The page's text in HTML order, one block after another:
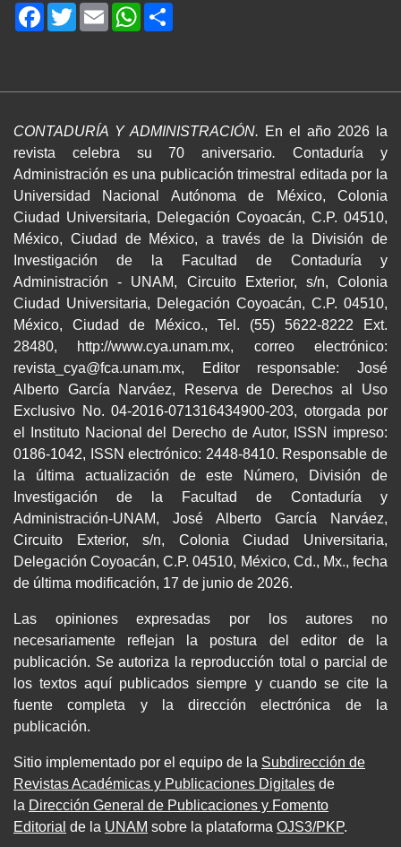
Facebook
TwitterEmailWhatsApp
CONTADURÍA Y ADMINISTRACIÓN. En el año 2026 la
revista celebra su 70 aniversario.Contaduría y
Administración es una publicación trimestral editada por la
Universidad Nacional Autónoma de México, Colonia
Ciudad Universitaria, Delegación Coyoacán, C.P. 04510,
México, Ciudad de México, a través de la División de
Investigación de la Facultad de Contaduría y
Administración - UNAM, Circuito Exterior, s/n, Colonia
Ciudad Universitaria, Delegación Coyoacán, C.P. 04510,
México, Ciudad de México., Tel. (55) 5622-8222 Ext.
28480, http://www.cya.unam.mx, correo electrónico:
revista_cya@fca.unam.mx, Editor responsable: José
Alberto García Narváez, Reserva de Derechos al Uso
Exclusivo No. 04-2016-071316434900-203, otorgada por
el Instituto Nacional del Derecho de Autor, ISSN impreso:
0186-1042, ISSN electrónico: 2448-8410. Responsable de
la última actualización de este Número, División de
Investigación de la Facultad de Contaduría y
Administración-UNAM, José Alberto García Narváez,
Circuito Exterior, s/n, Colonia Ciudad Universitaria,
Delegación Coyoacán, C.P. 04510, México, Cd., Mx., fecha
de última modificación, 17 de junio de 2026.
Las opiniones expresadas por los autores no
necesariamente reflejan la postura del editor de la
publicación. Se autoriza la reproducción total o parcial de
los textos aquí publicados siempre y cuando se cite la
fuente completa y la dirección electrónica de la
publicación.
Sitio implementado por el equipo de la Subdirección de
Revistas Académicas y Publicaciones Digitales de
la Dirección General de Publicaciones y Fomento
Editorial de la UNAM sobre la plataforma OJS3/PKP.